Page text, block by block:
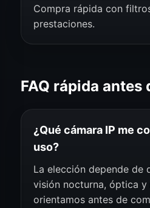
Compra rápida con
prestaciones.
FAQ rápida antes
¿Qué cámara IP me
uso?
La elección depende de
visión nocturna, óptica y
orientamos antes de